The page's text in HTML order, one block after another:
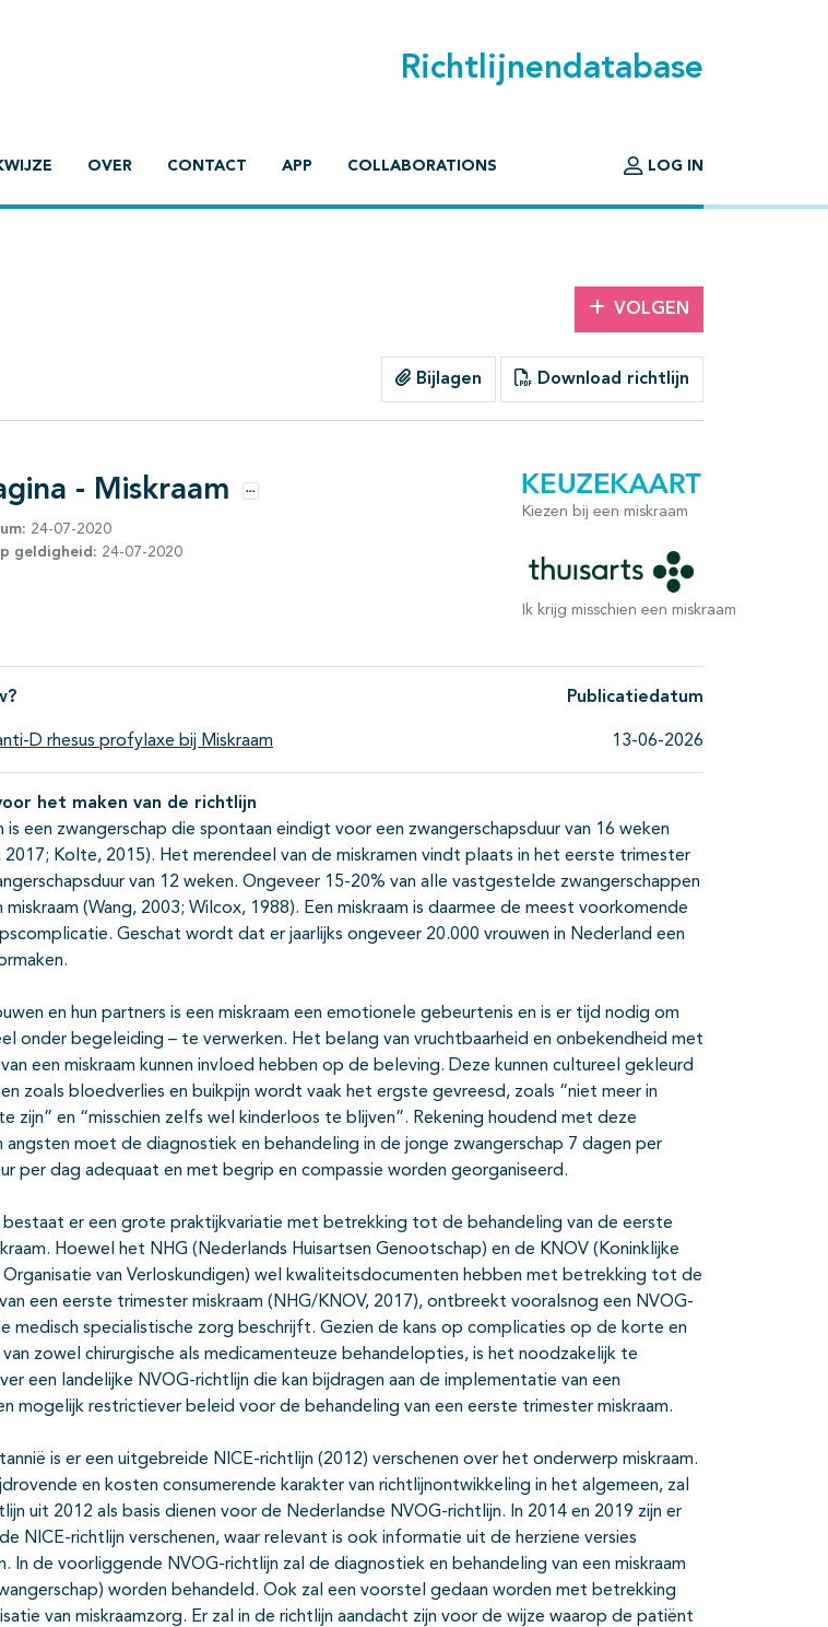
Richtlijnendatabase
OVER CONTACT APP COLLABORATIONS LOG IN
VOLGEN
Bijlagen Download richtlijn
richtlijn
- Miskraam Opties
24-07-2020
geldigheid: 24-07-2020
Kiezen bij een miskraam
Ik krijg misschien een miskraam
Publicatiedatum
D rhesus profylaxe bij Miskraam 13-06-2026
het maken van de richtlijn
is een zwangerschap die spontaan eindigt voor een zwangerschapsduur van 16 weken
2017; Kolte, 2015). Het merendeel van de miskramen vindt plaats in het eerste trimester
van 12 weken. Ongeveer 15-20% van alle vastgestelde zwangerschappen
miskraam (Wang, 2003; Wilcox, 1988). Een miskraam is daarmee de meest voorkomende
Geschat wordt dat er jaarlijks ongeveer 20.000 vrouwen in Nederland een
en hun partners is een miskraam een emotionele gebeurtenis en is er tijd nodig om
onder begeleiding – te verwerken. Het belang van vruchtbaarheid en onbekendheid met
een miskraam kunnen invloed hebben op de beleving. Deze kunnen cultureel gekleurd
zoals bloedverlies en buikpijn wordt vaak het ergste gevreesd, zoals “niet meer in
zijn” en “misschien zelfs wel kinderloos te blijven”. Rekening houdend met deze
angsten moet de diagnostiek en behandeling in de jonge zwangerschap 7 dagen per
per dag adequaat en met begrip en compassie worden georganiseerd.
bestaat er een grote praktijkvariatie met betrekking tot de behandeling van de eerste
Hoewel het NHG (Nederlands Huisartsen Genootschap) en de KNOV (Koninklijke
Organisatie van Verloskundigen) wel kwaliteitsdocumenten hebben met betrekking tot de
een eerste trimester miskraam (NHG/KNOV, 2017), ontbreekt vooralsnog een NVOG-
medisch specialistische zorg beschrijft. Gezien de kans op complicaties op de korte en
van zowel chirurgische als medicamenteuze behandelopties, is het noodzakelijk te
een landelijke NVOG-richtlijn die kan bijdragen aan de implementatie van een
mogelijk restrictiever beleid voor de behandeling van een eerste trimester miskraam.
is er een uitgebreide NICE-richtlijn (2012) verschenen over het onderwerp miskraam.
en kosten consumerende karakter van richtlijnontwikkeling in het algemeen, zal
uit 2012 als basis dienen voor de Nederlandse NVOG-richtlijn. In 2014 en 2019 zijn er
NICE-richtlijn verschenen, waar relevant is ook informatie uit de herziene versies
In de voorliggende NVOG-richtlijn zal de diagnostiek en behandeling van een miskraam
worden behandeld. Ook zal een voorstel gedaan worden met betrekking
van miskraamzorg. Er zal in de richtlijn aandacht zijn voor de wijze waarop de patiënt